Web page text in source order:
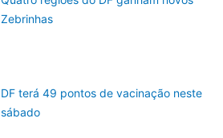
Zebrinhas
DF terá 49 pontos de vacinação neste
sábado